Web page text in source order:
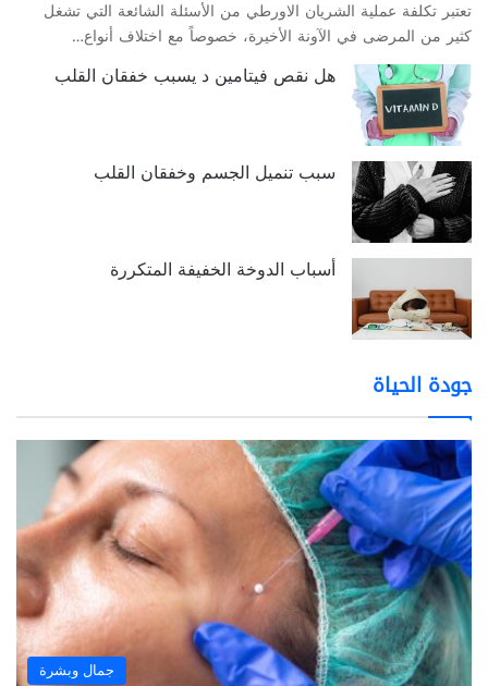
تعتبر تكلفة عملیة الشریان الاورطي من الأسئلة الشائعة التي تشغل
كثير من المرضى في الآونة الأخيرة، خصوصاً مع اختلاف أنواع…
هل نقص فيتامين د يسبب خفقان القلب
سبب تنميل الجسم وخفقان القلب
أسباب الدوخة الخفيفة المتكررة
جودة الحياة
جمال وبشرة